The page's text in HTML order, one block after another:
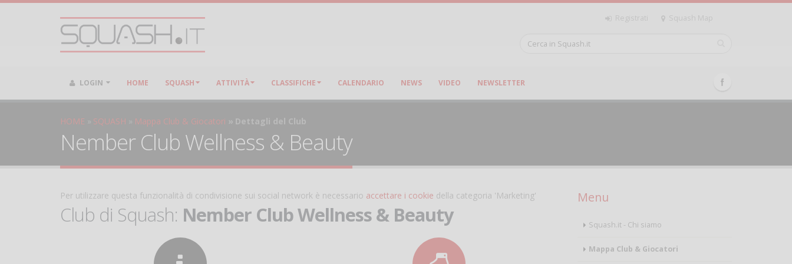
Registrati Squash Map
LOGIN HOME SQUASH ATTIVITÀ CLASSIFICHE CALENDARIO NEWS VIDEO NEWSLETTER
HOME SQUASH Mappa Club & Giocatori Dettagli del Club
Nember Club Wellness & Beauty
Per utilizzare questa funzionalità di condivisione sui social network è necessario accettare i cookie della categoria 'Marketing'
Club di Squash: Nember Club Wellness & Beauty
Menu
Squash.it - Chi siamo
Mappa Club & Giocatori